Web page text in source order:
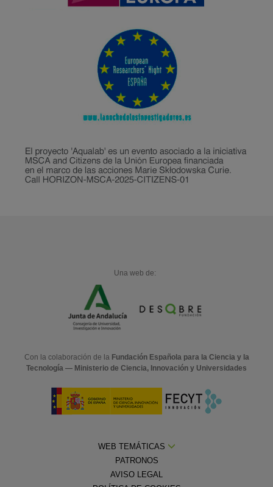
Una web de:
Con la colaboración de la Fundación Española para la Ciencia y la
Tecnología — Ministerio de Ciencia, Innovación y Universidades
WEB TEMÁTICAS
PATRONOS
AVISO LEGAL